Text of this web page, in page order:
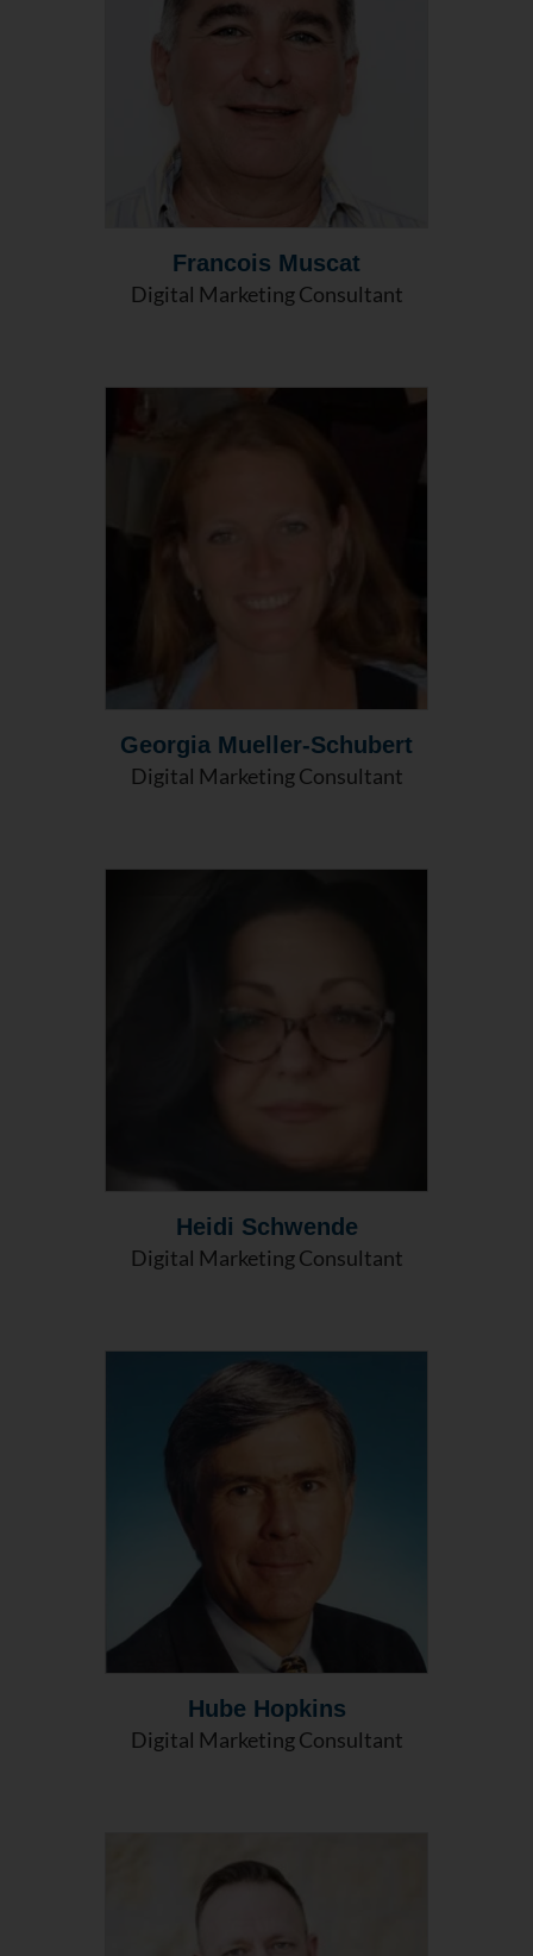
Francois Muscat
Digital Marketing Consultant
Georgia Mueller-Schubert
Digital Marketing Consultant
Heidi Schwende
Digital Marketing Consultant
Hube Hopkins
Digital Marketing Consultant